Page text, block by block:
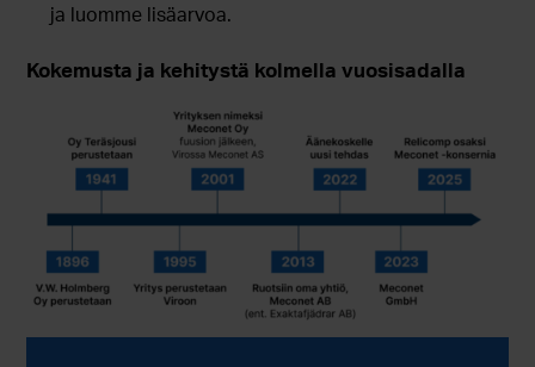
ja luomme lisäarvoa.
Kokemusta ja kehitystä kolmella vuosisadalla